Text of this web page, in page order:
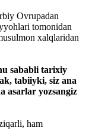
Ovrupadan
tomonidan
xalqlaridan
sababli tarixiy
tabiiyki, siz ana
asarlar yozsangiz
ham